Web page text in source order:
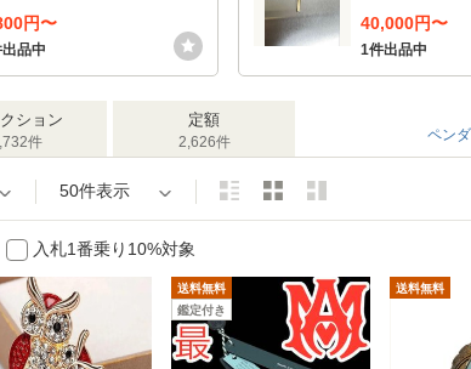
ー 羽根 ベアクロー メンズ (シ
ー)
円〜
品中
いていません)
40,000円〜
1件出品中
ション
件
定額
2,626件 ペン
50件表示
入札1番乗り10%対象
送料無料
鑑定付き
送料無料